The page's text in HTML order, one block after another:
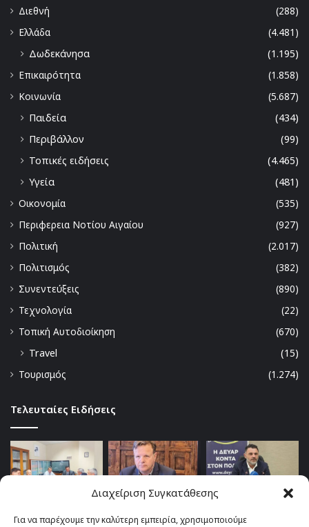
Διαχείριση Συγκατάθεσης
Για να παρέχουμε την καλύτερη εμπειρία, χρησιμοποιούμε
Διεθνή
(288)
Ελλάδα
(4.481)
Δωδεκάνησα
(1.195)
Επικαιρότητα
(1.858)
Κοινωνία
(5.687)
Παιδεία
(434)
Περιβάλλον
(99)
Τοπικές ειδήσεις
(4.465)
Υγεία
(481)
Οικονομία
(535)
Περιφερεια Νοτίου Αιγαίου
(927)
Πολιτική
(2.017)
Πολιτισμός
(382)
Συνεντεύξεις
(890)
Τεχνολογία
(22)
Τοπική Αυτοδιοίκηση
(670)
Travel
(15)
Τουρισμός
(1.274)
Τελευταίες Ειδήσεις